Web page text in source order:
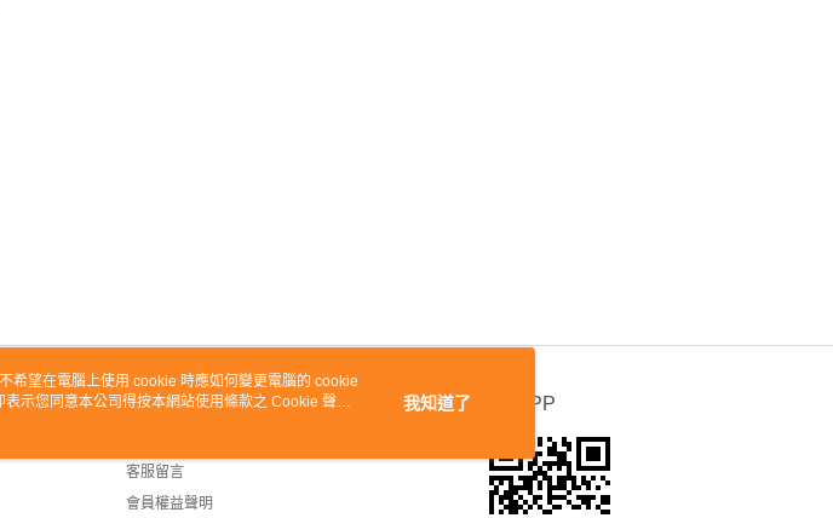
客服資訊
客服留言
會員權益聲明
官方APP
希望在電腦上使用 cookie 時應如何變更電腦的 cookie
示您同意本公司得按本網站使用條款之 Cookie 聲明
我知道了